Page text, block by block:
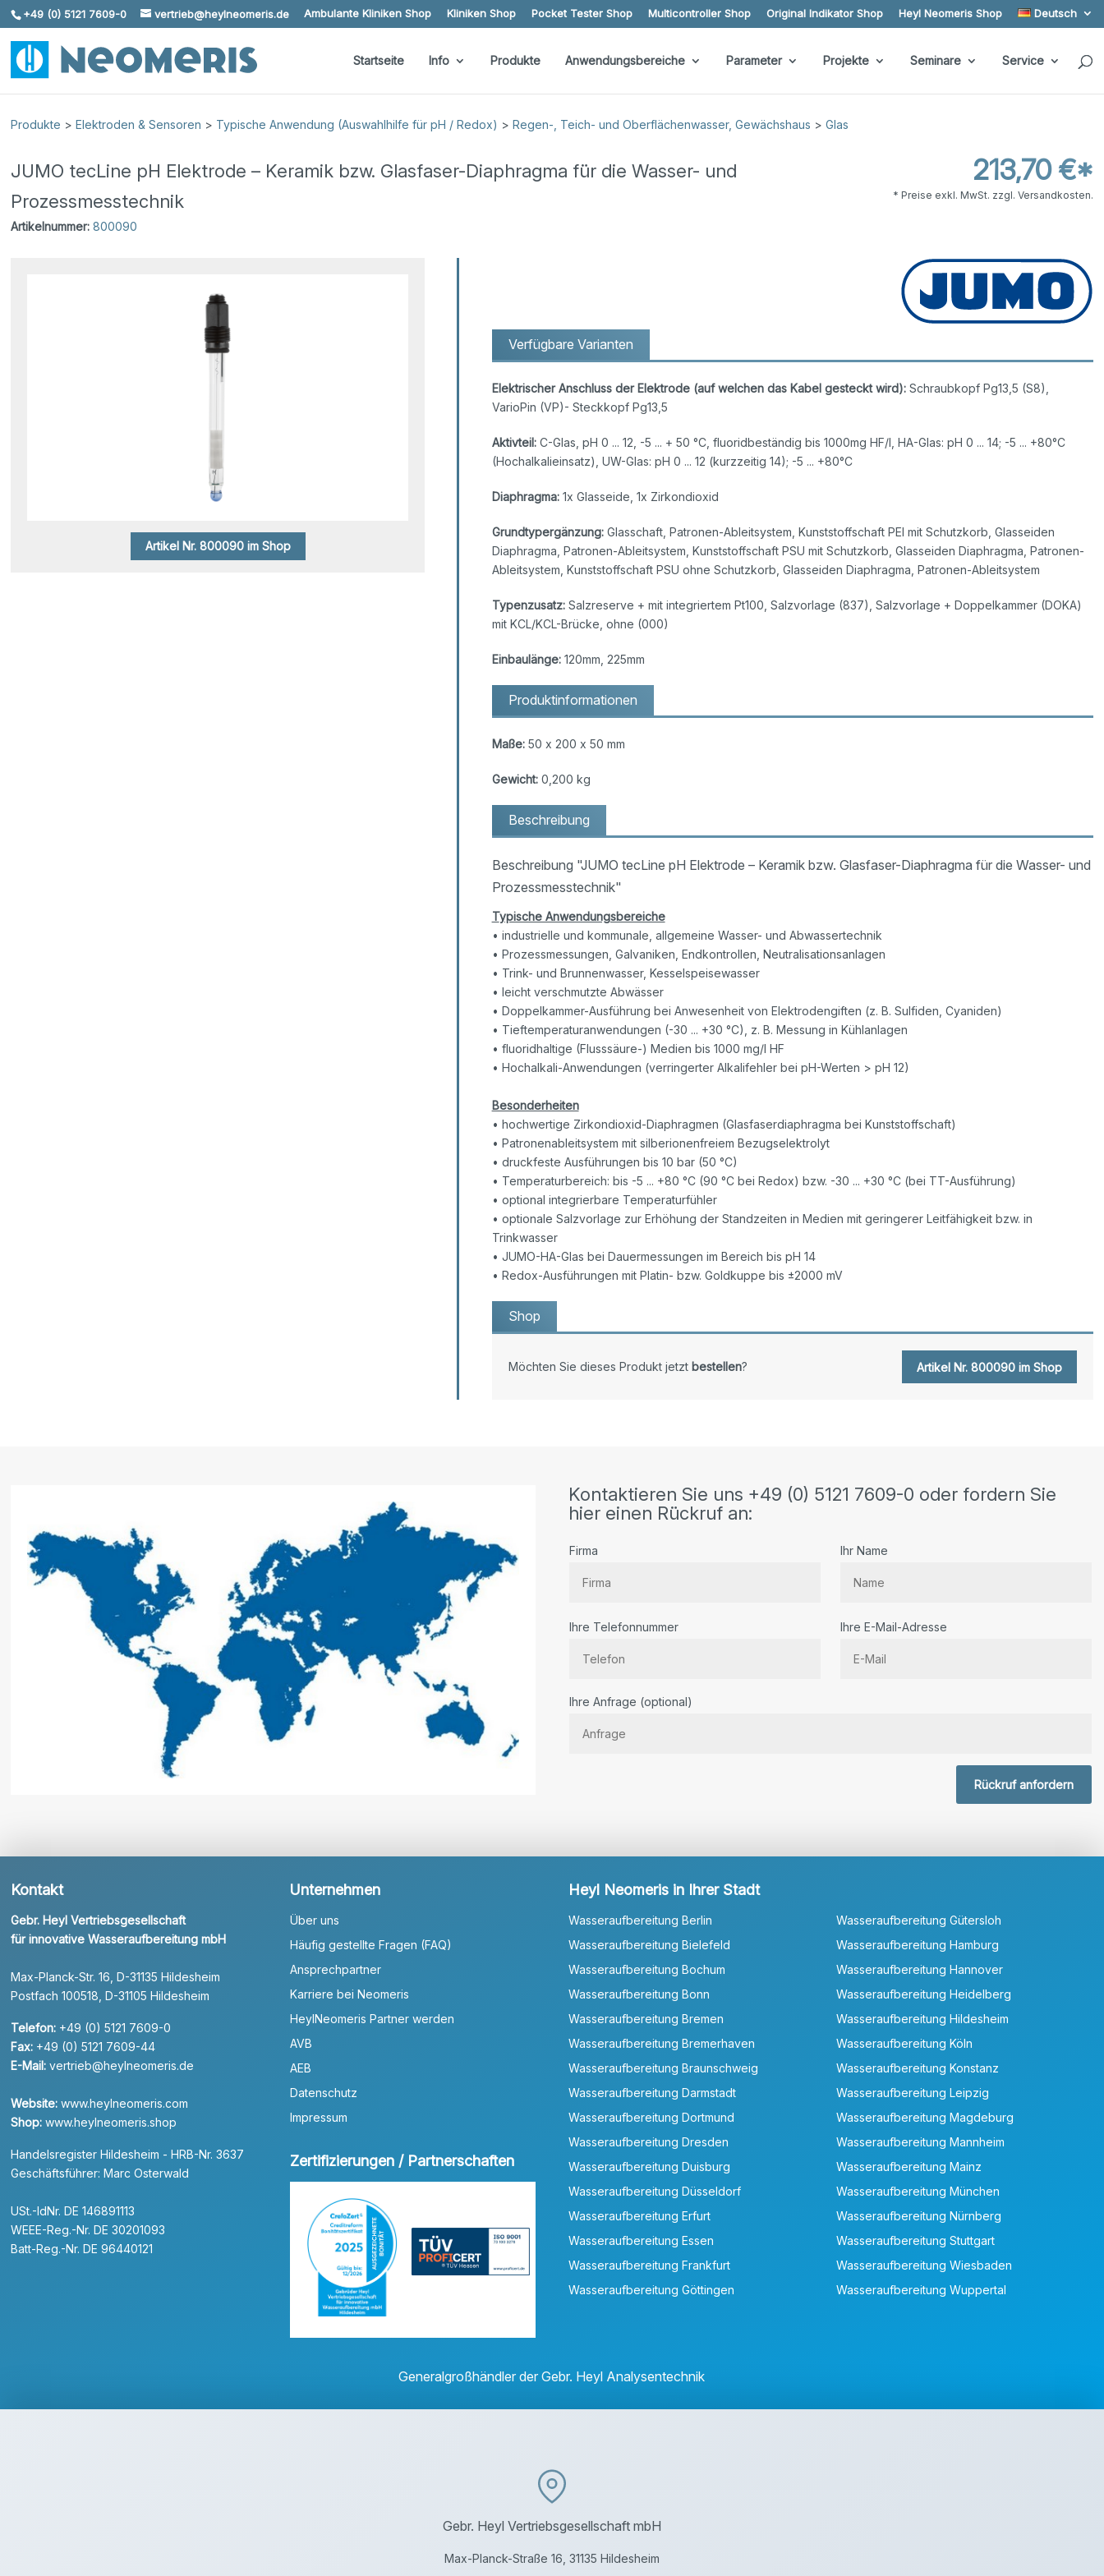
Skip To Content
+49 (0) 5121 7609-0 vertrieb@heylneomeris.de Ambulante Kliniken Shop Kliniken Shop Pocket Tester Shop Multicontroller Shop Original Indikator Shop Heyl Neomeris Shop Deutsch
Startseite Info Produkte Anwendungsbereiche Parameter Projekte Seminare Service
Produkte >Elektroden & Sensoren > Typische Anwendung (Auswahlhilfe für pH / Redox) >Regen-, Teich- und Oberflächenwasser, Gewächshaus >Glas
JUMO tecLine pH Elektrode – Keramik bzw. Glasfaser-Diaphragma für die Wasser- und
Prozessmesstechnik
Artikelnummer: 800090
213,70 €*
* Preise exkl. MwSt. zzgl. Versandkosten.
Artikel Nr. 800090 im Shop
Verfügbare Varianten
Elektrischer Anschluss der Elektrode (auf welchen das Kabel gesteckt wird):Schraubkopf Pg13,5 (S8),
VarioPin (VP)- Steckkopf Pg13,5
Aktivteil:C-Glas, pH 0 ... 12, -5 ... + 50 °C, fluoridbeständig bis 1000mg HF/l, HA-Glas: pH 0 ... 14; -5 ... +80°C
(Hochalkalieinsatz), UW-Glas: pH 0 ... 12 (kurzzeitig 14); -5 ... +80°C
Diaphragma:1x Glasseide, 1x Zirkondioxid
Grundtypergänzung:Glasschaft, Patronen-Ableitsystem, Kunststoffschaft PEI mit Schutzkorb, Glasseiden
Diaphragma, Patronen-Ableitsystem, Kunststoffschaft PSU mit Schutzkorb, Glasseiden Diaphragma, Patronen-
Ableitsystem, Kunststoffschaft PSU ohne Schutzkorb, Glasseiden Diaphragma, Patronen-Ableitsystem
Typenzusatz:Salzreserve + mit integriertem Pt100, Salzvorlage (837), Salzvorlage + Doppelkammer (DOKA)
mit KCL/KCL-Brücke, ohne (000)
Einbaulänge:120mm, 225mm
Produktinformationen
Maße:50 x 200 x 50 mm
Gewicht:0,200 kg
Beschreibung
Beschreibung "JUMO tecLine pH Elektrode – Keramik bzw. Glasfaser-Diaphragma für die Wasser- und
Prozessmesstechnik"
Typische Anwendungsbereiche
• industrielle und kommunale, allgemeine Wasser- und Abwassertechnik
• Prozessmessungen, Galvaniken, Endkontrollen, Neutralisationsanlagen
• Trink- und Brunnenwasser, Kesselspeisewasser
• leicht verschmutzte Abwässer
• Doppelkammer-Ausführung bei Anwesenheit von Elektrodengiften (z. B. Sulfiden, Cyaniden)
• Tieftemperaturanwendungen (-30 ... +30 °C), z. B. Messung in Kühlanlagen
• fluoridhaltige (Flusssäure-) Medien bis 1000 mg/l HF
• Hochalkali-Anwendungen (verringerter Alkalifehler bei pH-Werten > pH 12)
Besonderheiten
• hochwertige Zirkondioxid-Diaphragmen (Glasfaserdiaphragma bei Kunststoffschaft)
• Patronenableitsystem mit silberionenfreiem Bezugselektrolyt
• druckfeste Ausführungen bis 10 bar (50 °C)
• Temperaturbereich: bis -5 ... +80 °C (90 °C bei Redox) bzw. -30 ... +30 °C (bei TT-Ausführung)
• optional integrierbare Temperaturfühler
• optionale Salzvorlage zur Erhöhung der Standzeiten in Medien mit geringerer Leitfähigkeit bzw. in
Trinkwasser
• JUMO-HA-Glas bei Dauermessungen im Bereich bis pH 14
• Redox-Ausführungen mit Platin- bzw. Goldkuppe bis ±2000 mV
Shop
Möchten Sie dieses Produkt jetzt bestellen? Artikel Nr. 800090 im Shop
Kontaktieren Sie uns +49 (0) 5121 7609-0 oder fordern Sie
hier einen Rückruf an:
Firma Ihr Name
Ihre Telefonnummer Ihre E-Mail-Adresse
Ihre Anfrage (optional)
Rückruf anfordern
Kontakt
Gebr. Heyl Vertriebsgesellschaft
für innovative Wasseraufbereitung mbH
Max-Planck-Str. 16, D-31135 Hildesheim
Postfach 100518, D-31105 Hildesheim
Telefon: +49 (0) 5121 7609-0
Fax: +49 (0) 5121 7609-44
E-Mail: vertrieb@heylneomeris.de
Website: www.heylneomeris.com
Shop: www.heylneomeris.shop
Handelsregister Hildesheim - HRB-Nr. 3637
Geschäftsführer: Marc Osterwald
USt.-IdNr. DE 146891113
WEEE-Reg.-Nr. DE 30201093
Batt-Reg.-Nr. DE 96440121
Unternehmen
Über uns
Häufig gestellte Fragen (FAQ)
Ansprechpartner
Karriere bei Neomeris
HeylNeomeris Partner werden
AVB
AEB
Datenschutz
Impressum
Zertifizierungen / Partnerschaften
Heyl Neomeris in Ihrer Stadt
Wasseraufbereitung Berlin
Wasseraufbereitung Bielefeld
Wasseraufbereitung Bochum
Wasseraufbereitung Bonn
Wasseraufbereitung Bremen
Wasseraufbereitung Bremerhaven
Wasseraufbereitung Braunschweig
Wasseraufbereitung Darmstadt
Wasseraufbereitung Dortmund
Wasseraufbereitung Dresden
Wasseraufbereitung Duisburg
Wasseraufbereitung Düsseldorf
Wasseraufbereitung Erfurt
Wasseraufbereitung Essen
Wasseraufbereitung Frankfurt
Wasseraufbereitung Göttingen
Wasseraufbereitung Gütersloh
Wasseraufbereitung Hamburg
Wasseraufbereitung Hannover
Wasseraufbereitung Heidelberg
Wasseraufbereitung Hildesheim
Wasseraufbereitung Köln
Wasseraufbereitung Konstanz
Wasseraufbereitung Leipzig
Wasseraufbereitung Magdeburg
Wasseraufbereitung Mannheim
Wasseraufbereitung Mainz
Wasseraufbereitung München
Wasseraufbereitung Nürnberg
Wasseraufbereitung Stuttgart
Wasseraufbereitung Wiesbaden
Wasseraufbereitung Wuppertal
Generalgroßhändler der Gebr. Heyl Analysentechnik
Gebr. Heyl Vertriebsgesellschaft mbH
Max-Planck-Straße 16, 31135 Hildesheim